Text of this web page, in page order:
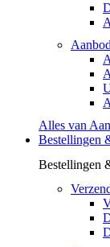
Alles van
Bestellingen
Bestellingen